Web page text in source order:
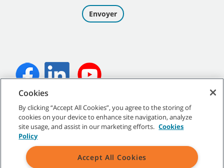
©2026Tennant Company. Tous droits réservés.
Plan du site Politiques générales Conditions d’utilisation
Conditions de vente
Cookies
By clicking “Accept All Cookies”, you agree to the storing of
cookies on your device to enhance site navigation, analyze
site usage, and assist in our marketing efforts. Cookies
Policy
Accept All Cookies